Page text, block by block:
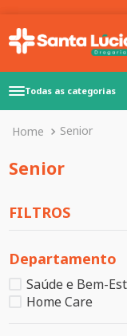
Todas as categorias
Senior
Senior
FILTROS
Departamento
Saúde e Bem-
Home Care